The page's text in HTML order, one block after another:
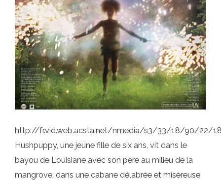
http://fr.vid.web.acsta.net/nmedia/s3/33/18/90/22/
Hushpuppy, une jeune fille de six ans, vit dans le
bayou de Louisiane avec son père au milieu de la
mangrove, dans une cabane délabrée et miséreuse